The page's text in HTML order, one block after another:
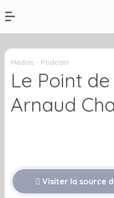
Médias - Podcast
Le Point
Arnaud
Visiter la source